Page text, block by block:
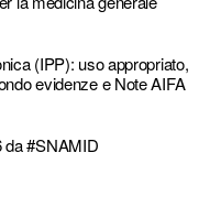
(IPP): uso appropriato,
evidenze e Note AIFA
da #SNAMID